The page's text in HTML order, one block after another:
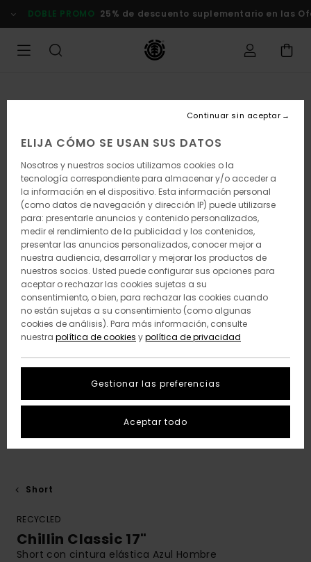
la
DOBLE PROMO 25% de descuento suplementario en las
Short
RECYCLED
Chillin Classic 17"
Short con cintura elástica Azul Hombre
ELIJA CÓMO SE USAN SUS DATOS
Nosotros y nuestros socios utilizamos cookies o la
tecnología correspondiente para almacenar y/o acceder a
la información en el dispositivo. Esta información personal
(como datos de navegación y dirección IP) puede utilizarse
para: presentarle anuncios y contenido personalizados,
medir el rendimiento de la publicidad y los contenidos,
presentar las anuncios personalizados, conocer mejor a
nuestra audiencia, desarrollar y mejorar los productos de
nuestros socios. Usted puede configurar sus opciones para
aceptar o rechazar las cookies sujetas a su
consentimiento, o bien, para rechazar las cookies cuando
no están sujetas a su consentimiento (como algunas
cookies de análisis). Para más información, consulte
nuestra política de cookies ypolítica de privacidad
Gestionar las preferencias
Continuar sin aceptar
Aceptar todo